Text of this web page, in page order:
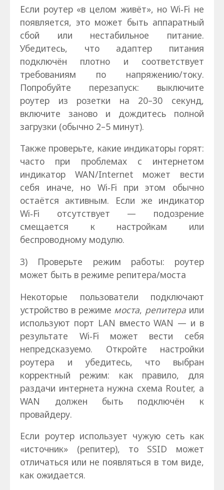
Если роутер «в целом живёт», но Wi‑Fi не
появляется, это может быть аппаратный
сбой или нестабильное питание.
Убедитесь, что адаптер питания
подключён плотно и соответствует
требованиям по напряжению/току.
Попробуйте перезапуск: выключите
роутер из розетки на 20–30 секунд,
включите заново и дождитесь полной
загрузки (обычно 2–5 минут).
Также проверьте, какие индикаторы горят:
часто при проблемах с интернетом
индикатор WAN/Internet может вести
себя иначе, но Wi‑Fi при этом обычно
остаётся активным. Если же индикатор
Wi‑Fi отсутствует — подозрение
смещается к настройкам или
беспроводному модулю.
3) Проверьте режим работы: роутер
может быть в режиме репитера/моста
Некоторые пользователи подключают
устройство в режиме моста, репитераили
используют порт LAN вместо WAN — и в
результате Wi‑Fi может вести себя
непредсказуемо. Откройте настройки
роутера и убедитесь, что выбран
корректный режим: как правило, для
раздачи интернета нужна схема Router, а
WAN должен быть подключён к
провайдеру.
Если роутер использует чужую сеть как
«источник» (репитер), то SSID может
отличаться или не появляться в том виде,
как ожидается.